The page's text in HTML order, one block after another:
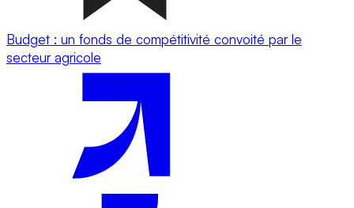
Budget : un fonds de compétitivité convoité par le
secteur agricole